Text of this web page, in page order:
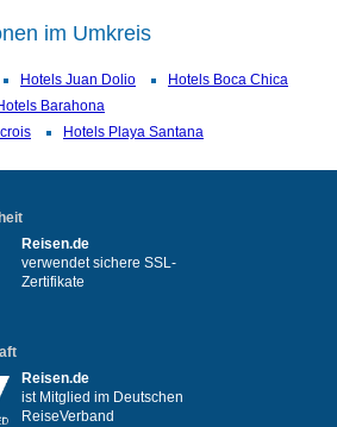
im Umkreis
Hotels Juan Dolio
Hotels Boca Chica
Barahona
Hotels Playa Santana
Reisen.de
verwendet sichere SSL-
Zertifikate
Reisen.de
ist Mitglied im Deutschen
ReiseVerband